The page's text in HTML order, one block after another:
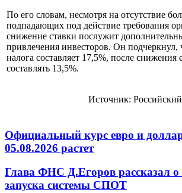
По его словам, несмотря на отсутствие
подпадающих под действие требования
снижение ставки послужит
привлечения инвесторов. Он подчеркнул,
налога составляет 17,5%, после снижения
составлять 13,5%.
Источник:
Официальный курс евро и
05.08.2026 растет
Глава ФНС Д.Егоров рассказал о
запуска системы СПОТ